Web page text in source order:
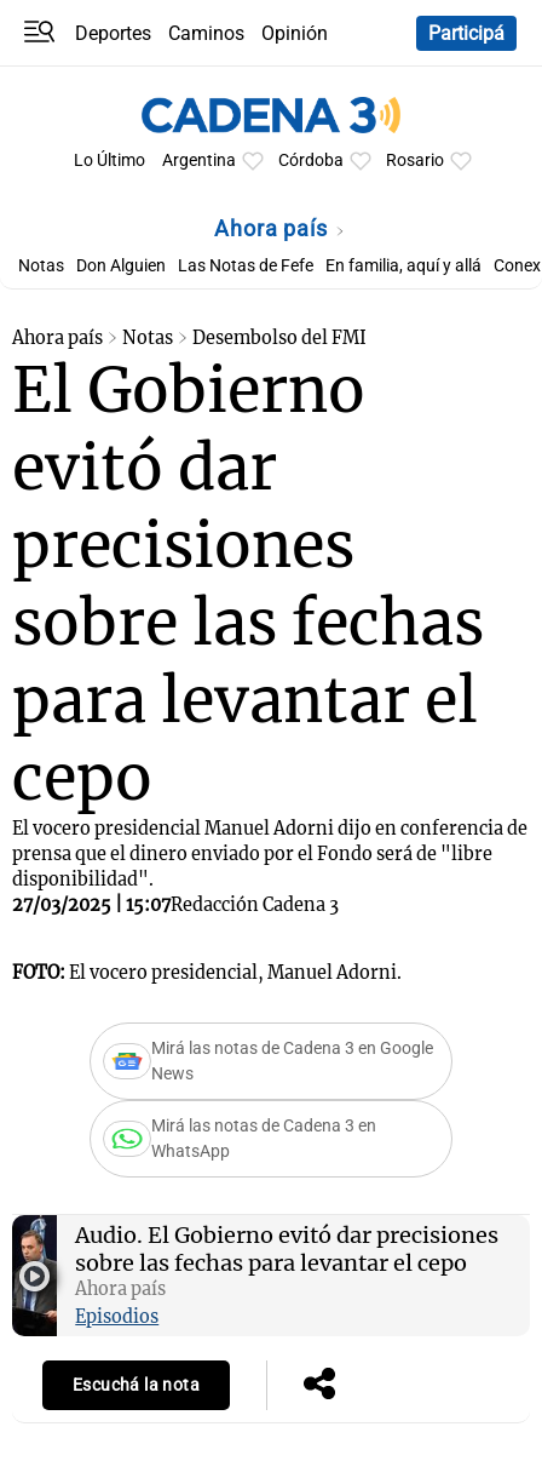
Deportes Caminos
Opinión
Participá
Lo Último Argentina Córdoba Rosario
Ahora país
Notas Don Alguien Las Notas de Fefe En familia, aquí y allá
Ahora país Notas Desembolso del FMI
El Gobierno
evitó dar
precisiones
sobre las fechas
para levantar el
cepo
El vocero presidencial Manuel Adorni dijo en conferencia de
prensa que el dinero enviado por el Fondo será de "libre
disponibilidad".
27/03/2025 | 15:07Redacción Cadena 3
FOTO: El vocero presidencial, Manuel Adorni.
Mirá las notas de Cadena 3 en Google
News
Mirá las notas de Cadena 3 en
WhatsApp
Audio. El Gobierno evitó dar precisiones
sobre las fechas para levantar el cepo
Ahora país
Episodios
Escuchá la nota
Mundial 2026
La Sole en
Cadena 3